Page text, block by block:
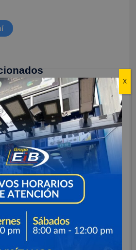
–
Camaras de seguridad
Camara para interiores –
C3N
Leer más
X